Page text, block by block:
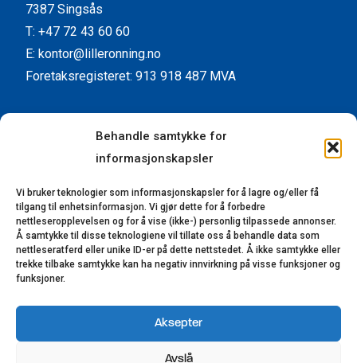
Behandle samtykke for
informasjonskapsler
Vi bruker teknologier som informasjonskapsler for å lagre og/eller få
tilgang til enhetsinformasjon. Vi gjør dette for å forbedre
nettleseropplevelsen og for å vise (ikke-) personlig tilpassede annonser.
Å samtykke til disse teknologiene vil tillate oss å behandle data som
nettleseratferd eller unike ID-er på dette nettstedet. Å ikke samtykke eller
trekke tilbake samtykke kan ha negativ innvirkning på visse funksjoner og
funksjoner.
Aksepter
Avslå
7387 Singsås
T: +47 72 43 60 60
E: kontor@lilleronning.no
Foretaksregisteret: 913 918 487 MVA
Facebook
Instagram
YouTube
LinkedIn
Kontaktinformasjon
Forhandlere
Reklamasjon
Bærekraft
Åpenhetsloven